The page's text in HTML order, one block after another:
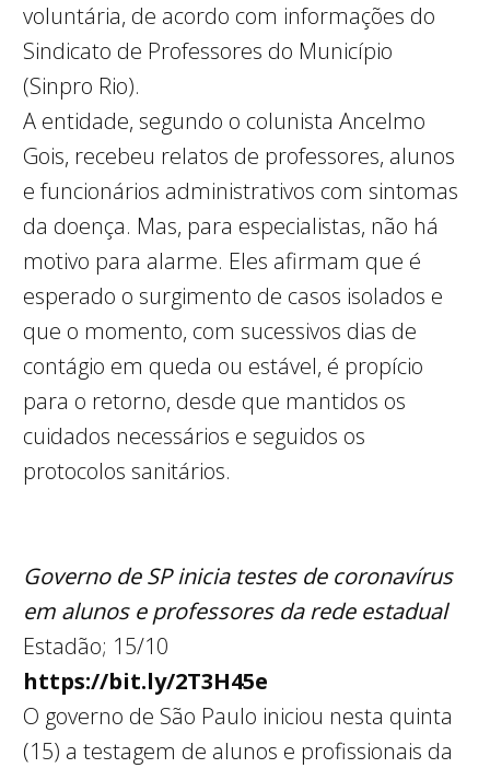
voluntária, de acordo com informações do
Sindicato de Professores do Município
(Sinpro Rio).
A entidade, segundo o colunista Ancelmo
Gois, recebeu relatos de professores, alunos
e funcionários administrativos com sintomas
da doença. Mas, para especialistas, não há
motivo para alarme. Eles afirmam que é
esperado o surgimento de casos isolados e
que o momento, com sucessivos dias de
contágio em queda ou estável, é propício
para o retorno, desde que mantidos os
cuidados necessários e seguidos os
protocolos sanitários.
Governo de SP inicia testes de coronavírus
em alunos e professores da rede estadual
Estadão; 15/10
https://bit.ly/2T3H45e
O governo de São Paulo iniciou nesta quinta
(15) a testagem de alunos e profissionais da